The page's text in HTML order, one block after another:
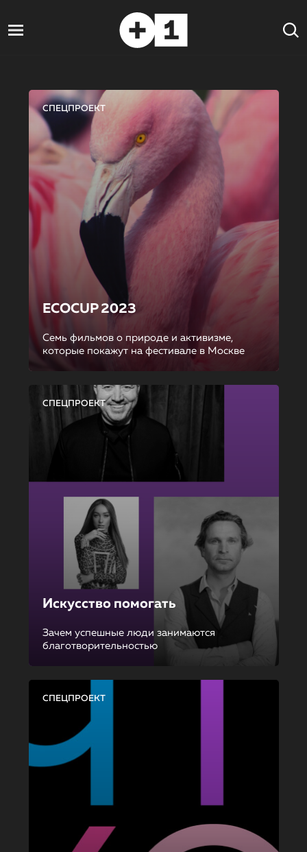
СПЕЦПРОЕКТ
ECOCUP 2023
Семь фильмов о природе и активизме,
которые покажут на фестивале в Москве
СПЕЦПРОЕКТ
Искусство помогать
Зачем успешные люди занимаются
благотворительностью
СПЕЦПРОЕКТ